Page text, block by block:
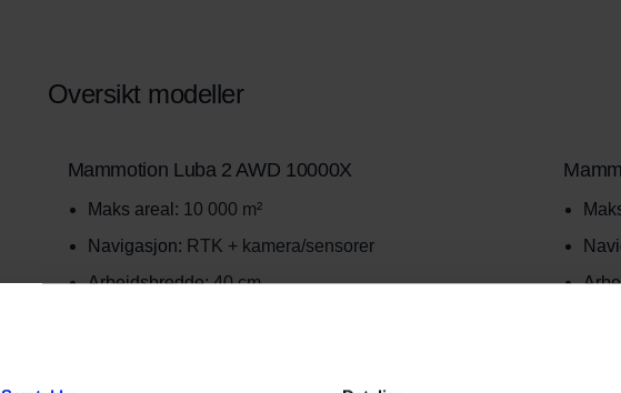
Oversikt modeller
Mammotion Luba 2 AWD 10000X
Maks areal: 10 000 m²
Navigasjon: RTK + kamera/sensorer
Arbeidsbredde:40 cm